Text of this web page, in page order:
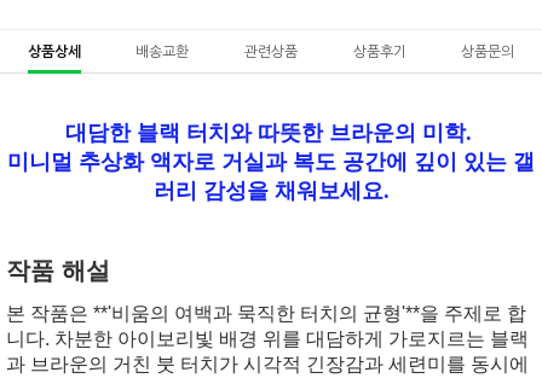
상품상세 배송교환 관련상품 상품후기 상품문의
대담한 블랙 터치와 따뜻한 브라운의 미학.
미니멀 추상화 액자로 거실과 복도 공간에 깊이 있는 갤
러리 감성을 채워보세요.
작품 해설
본 작품은 **'비움의 여백과 묵직한 터치의 균형'**을 주제로 합
니다. 차분한 아이보리빛 배경 위를 대담하게 가로지르는 블랙
과 브라운의 거친 붓 터치가 시각적 긴장감과 세련미를 동시에